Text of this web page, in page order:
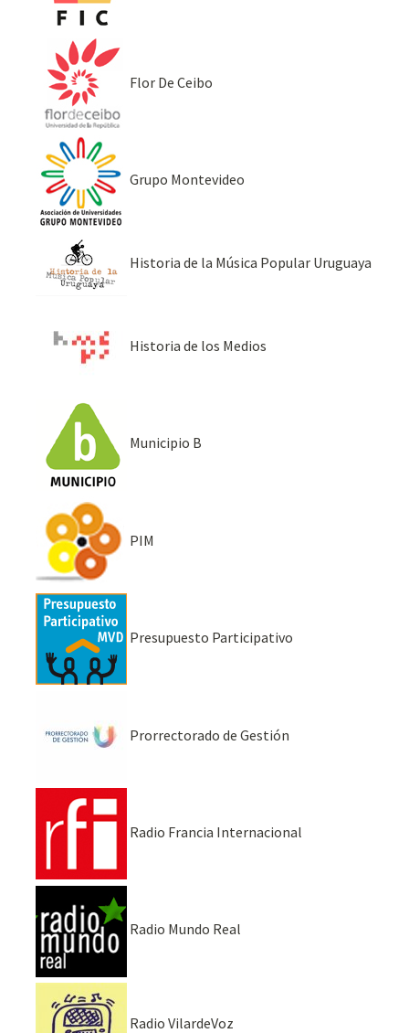
Flor De Ceibo
Grupo Montevideo
Historia de la Música Popular Uruguaya
Historia de los Medios
Municipio B
PIM
Presupuesto Participativo
Prorrectorado de Gestión
Radio Francia Internacional
Radio Mundo Real
Radio VilardeVoz